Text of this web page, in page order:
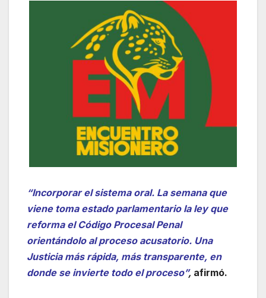
“Incorporar el sistema oral. La semana que
viene toma estado parlamentario la ley que
reforma el Código Procesal Penal
orientándolo al proceso acusatorio. Una
Justicia más rápida, más transparente, en
donde se invierte todo el proceso”, afirmó.